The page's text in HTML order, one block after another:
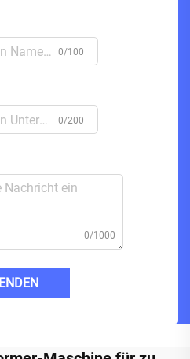
0/100
0/200
0/1000